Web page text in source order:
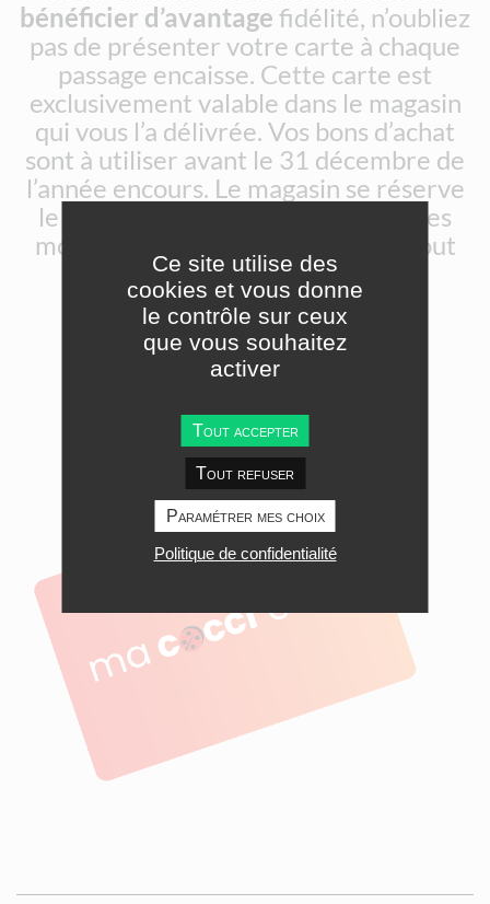
bénéficier d’avantage fidélité, n’oubliez
pas de présenter votre carte à chaque
passage encaisse. Cette carte est
exclusivement valable dans le magasin
qui vous l’a délivrée. Vos bons d’achat
sont à utiliser avant le 31 décembre de
l’année encours. Le magasin se réserve
le droit de modifier ou supprimer les
modalités d’utilisation de carte à tout
moment.
Ce site utilise des
cookies et vous donne
le contrôle sur ceux
que vous souhaitez
activer
Tout accepter
Tout refuser
Paramétrer mes choix
Politique de confidentialité